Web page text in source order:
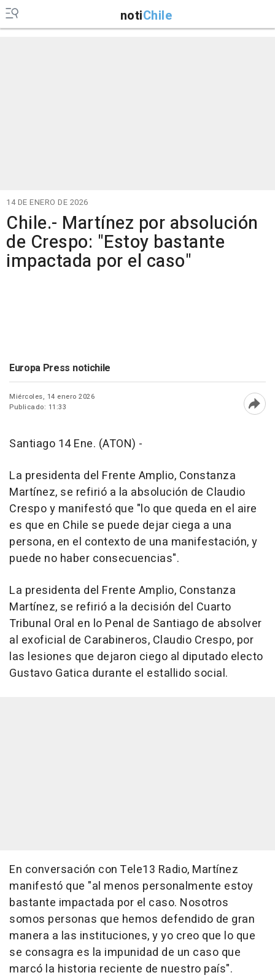
notiChile
14 DE ENERO DE 2026
Chile.- Martínez por absolución
de Crespo: "Estoy bastante
impactada por el caso"
Europa Press notichile
Miércoles, 14 enero 2026
Publicado: 11:33
Santiago 14 Ene. (ATON) -
La presidenta del Frente Amplio, Constanza
Martínez, se refirió a la absolución de Claudio
Crespo y manifestó que "lo que queda en el aire
es que en Chile se puede dejar ciega a una
persona, en el contexto de una manifestación, y
puede no haber consecuencias".
La presidenta del Frente Amplio, Constanza
Martínez, se refirió a la decisión del Cuarto
Tribunal Oral en lo Penal de Santiago de absolver
al exoficial de Carabineros, Claudio Crespo, por
las lesiones que dejaron ciego al diputado electo
Gustavo Gatica durante el estallido social.
En conversación con Tele13 Radio, Martínez
manifestó que "al menos personalmente estoy
bastante impactada por el caso. Nosotros
somos personas que hemos defendido de gran
manera a las instituciones, y yo creo que lo que
se consagra es la impunidad de un caso que
marcó la historia reciente de nuestro país".